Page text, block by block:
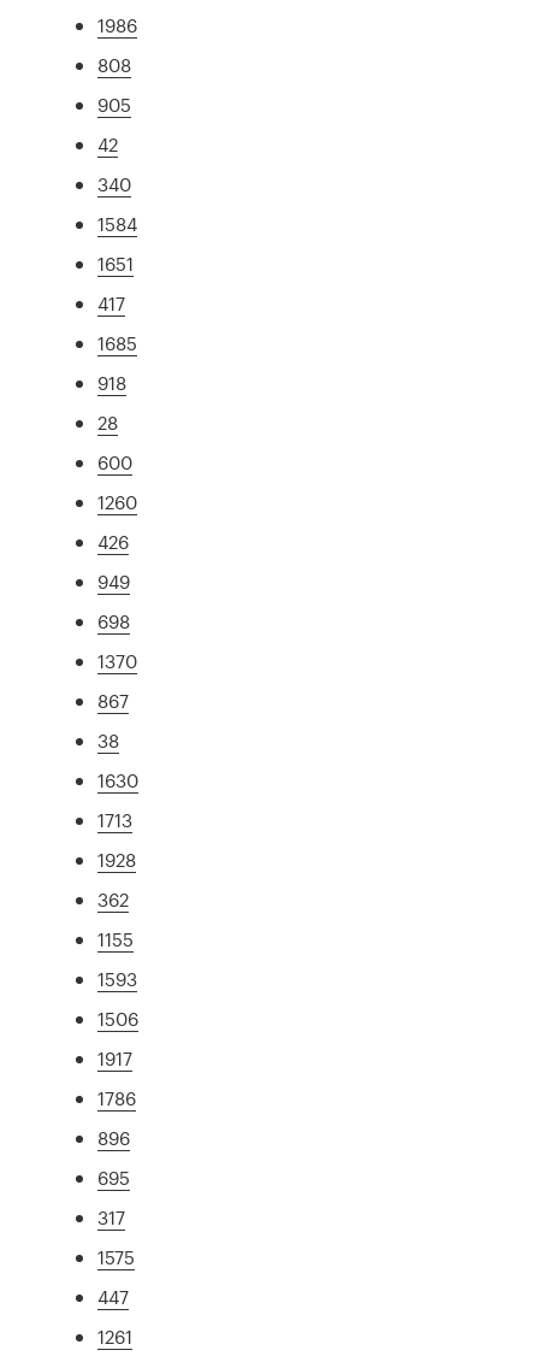
1986
808
905
42
340
1584
1651
417
1685
918
28
600
1260
426
949
698
1370
867
38
1630
1713
1928
362
1155
1593
1506
1917
1786
896
695
317
1575
447
1261